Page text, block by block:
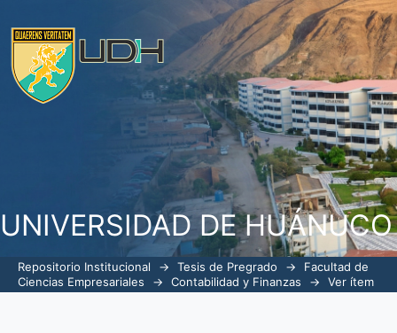
UNIVERSIDAD DE HUÁNUCO
Auditoria de Cumplimiento y
Distrital de Yauyos, Jauja -2024
Repositorio Institucional → Tesis de Pregrado →
Facultad de
Ciencias Empresariales
→ Contabilidad y Finanzas → Ver ítem